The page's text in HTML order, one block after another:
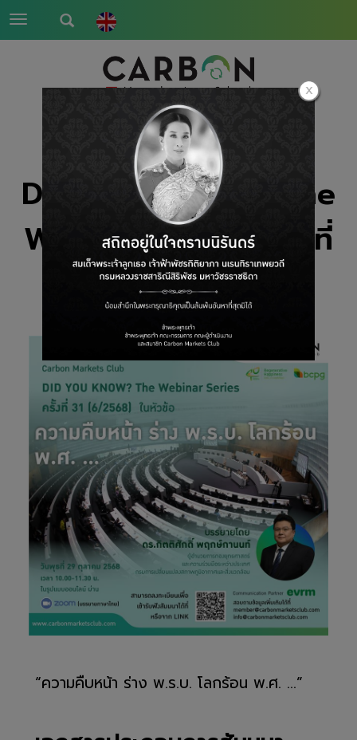
Toggle
navigation
DID YOU KNOW? The
Webinar Series ครั้งที่
31 6/2025
“ความคืบหน้า ร่าง พ.ร.บ. โลกร้อน พ.ศ. ...”